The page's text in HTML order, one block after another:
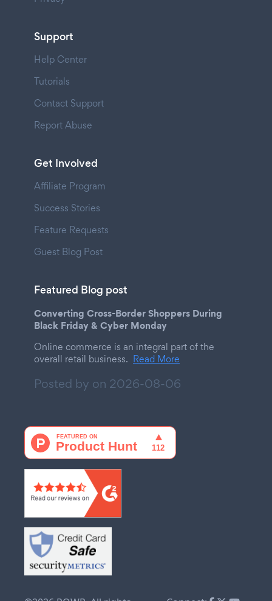
Support
Help Center
Tutorials
Contact Support
Report Abuse
Get Involved
Affiliate Program
Success Stories
Feature Requests
Guest Blog Post
Featured Blog post
Converting Cross-Border Shoppers During
Black Friday & Cyber Monday
Online commerce is an integral part of the
overall retail business. Read More
Posted by on 2026-08-06